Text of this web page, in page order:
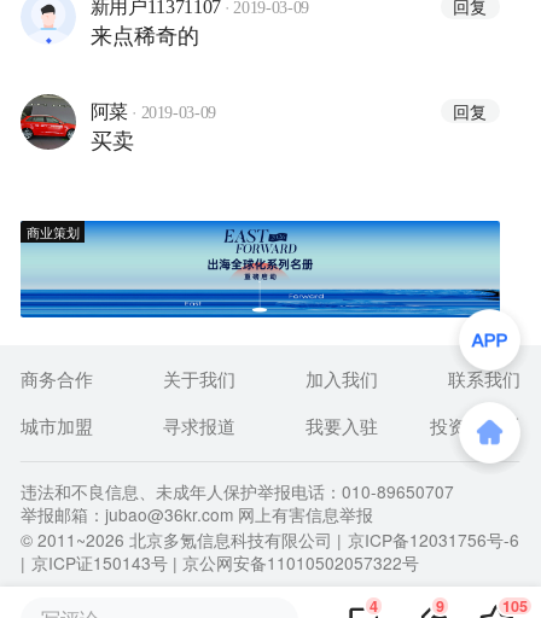
新用户11371107 · 2019-03-09 回复
来点稀奇的
阿菜 · 2019-03-09 回复
买卖
商业策划
4 9 105
商务合作 关于我们 加入我们
联系我们
城市加盟
寻求报道 我要入驻 投资者关系
违法和不良信息、未成年人保护举报电话：010-89650707
举报邮箱：jubao@36kr.com 网上有害信息举报
© 2011~2026 北京多氪信息科技有限公司 | 京ICP备12031756号-6
| 京ICP证150143号 | 京公网安备11010502057322号